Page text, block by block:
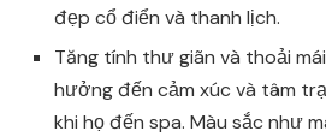
đẹp cổ điển và thanh lịch.
Tăng tính thư giãn và thoải
hưởng đến cảm xúc và tâm
khi họ đến spa. Màu sắc như